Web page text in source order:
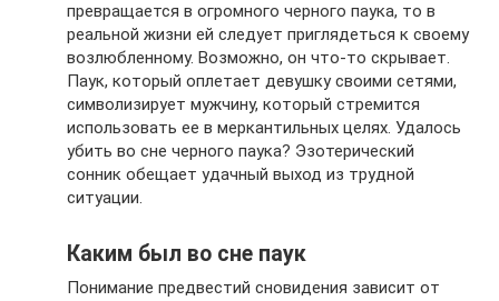
превращается в огромного черного паука, то в
реальной жизни ей следует приглядеться к своему
возлюбленному. Возможно, он что-то скрывает.
Паук, который оплетает девушку своими сетями,
символизирует мужчину, который стремится
использовать ее в меркантильных целях. Удалось
убить во сне черного паука? Эзотерический
сонник обещает удачный выход из трудной
ситуации.
Каким был во сне паук
Понимание предвестий сновидения зависит от